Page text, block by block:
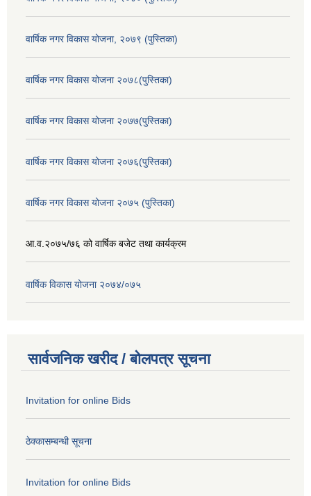
वार्षिक नगर विकास योजना, २०७९ (पुस्तिका)
वार्षिक नगर विकास योजना २०७८(पुस्तिका)
वार्षिक नगर विकास योजना २०७७(पुस्तिका)
वार्षिक नगर विकास योजना २०७६(पुस्तिका)
वार्षिक नगर विकास योजना २०७५ (पुस्तिका)
आ.व.२०७५/७६ को वार्षिक बजेट तथा कार्यक्रम
वार्षिक विकास योजना २०७४/०७५
सार्वजनिक खरीद / बोलपत्र सूचना
Invitation for online Bids
ठेक्कासम्बन्धी सूचना
Invitation for online Bids